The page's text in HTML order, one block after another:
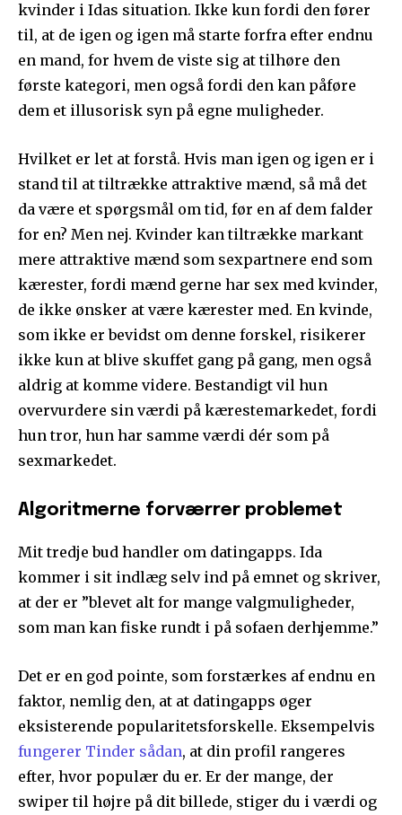
kvinder i Idas situation. Ikke kun fordi den fører
til, at de igen og igen må starte forfra efter endnu
en mand, for hvem de viste sig at tilhøre den
første kategori, men også fordi den kan påføre
dem et illusorisk syn på egne muligheder.
Hvilket er let at forstå. Hvis man igen og igen er i
stand til at tiltrække attraktive mænd, så må det
da være et spørgsmål om tid, før en af dem falder
for en? Men nej. Kvinder kan tiltrække markant
mere attraktive mænd som sexpartnere end som
kærester, fordi mænd gerne har sex med kvinder,
de ikke ønsker at være kærester med. En kvinde,
som ikke er bevidst om denne forskel, risikerer
ikke kun at blive skuffet gang på gang, men også
aldrig at komme videre. Bestandigt vil hun
overvurdere sin værdi på kærestemarkedet, fordi
hun tror, hun har samme værdi dér som på
sexmarkedet.
Algoritmerne forværrer problemet
Mit tredje bud handler om datingapps. Ida
kommer i sit indlæg selv ind på emnet og skriver,
at der er ”blevet alt for mange valgmuligheder,
som man kan fiske rundt i på sofaen derhjemme.”
Det er en god pointe, som forstærkes af endnu en
faktor, nemlig den, at at datingapps øger
eksisterende popularitetsforskelle. Eksempelvis
fungerer Tinder sådan, at din profil rangeres
efter, hvor populær du er. Er der mange, der
swiper til højre på dit billede, stiger du i værdi og